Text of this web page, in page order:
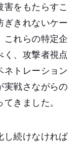
をもたらすこ
ぎきれないケー
これらの特定企
く、攻撃者視点
ネトレーション
実戦さながらの
きました。
し続けなければ